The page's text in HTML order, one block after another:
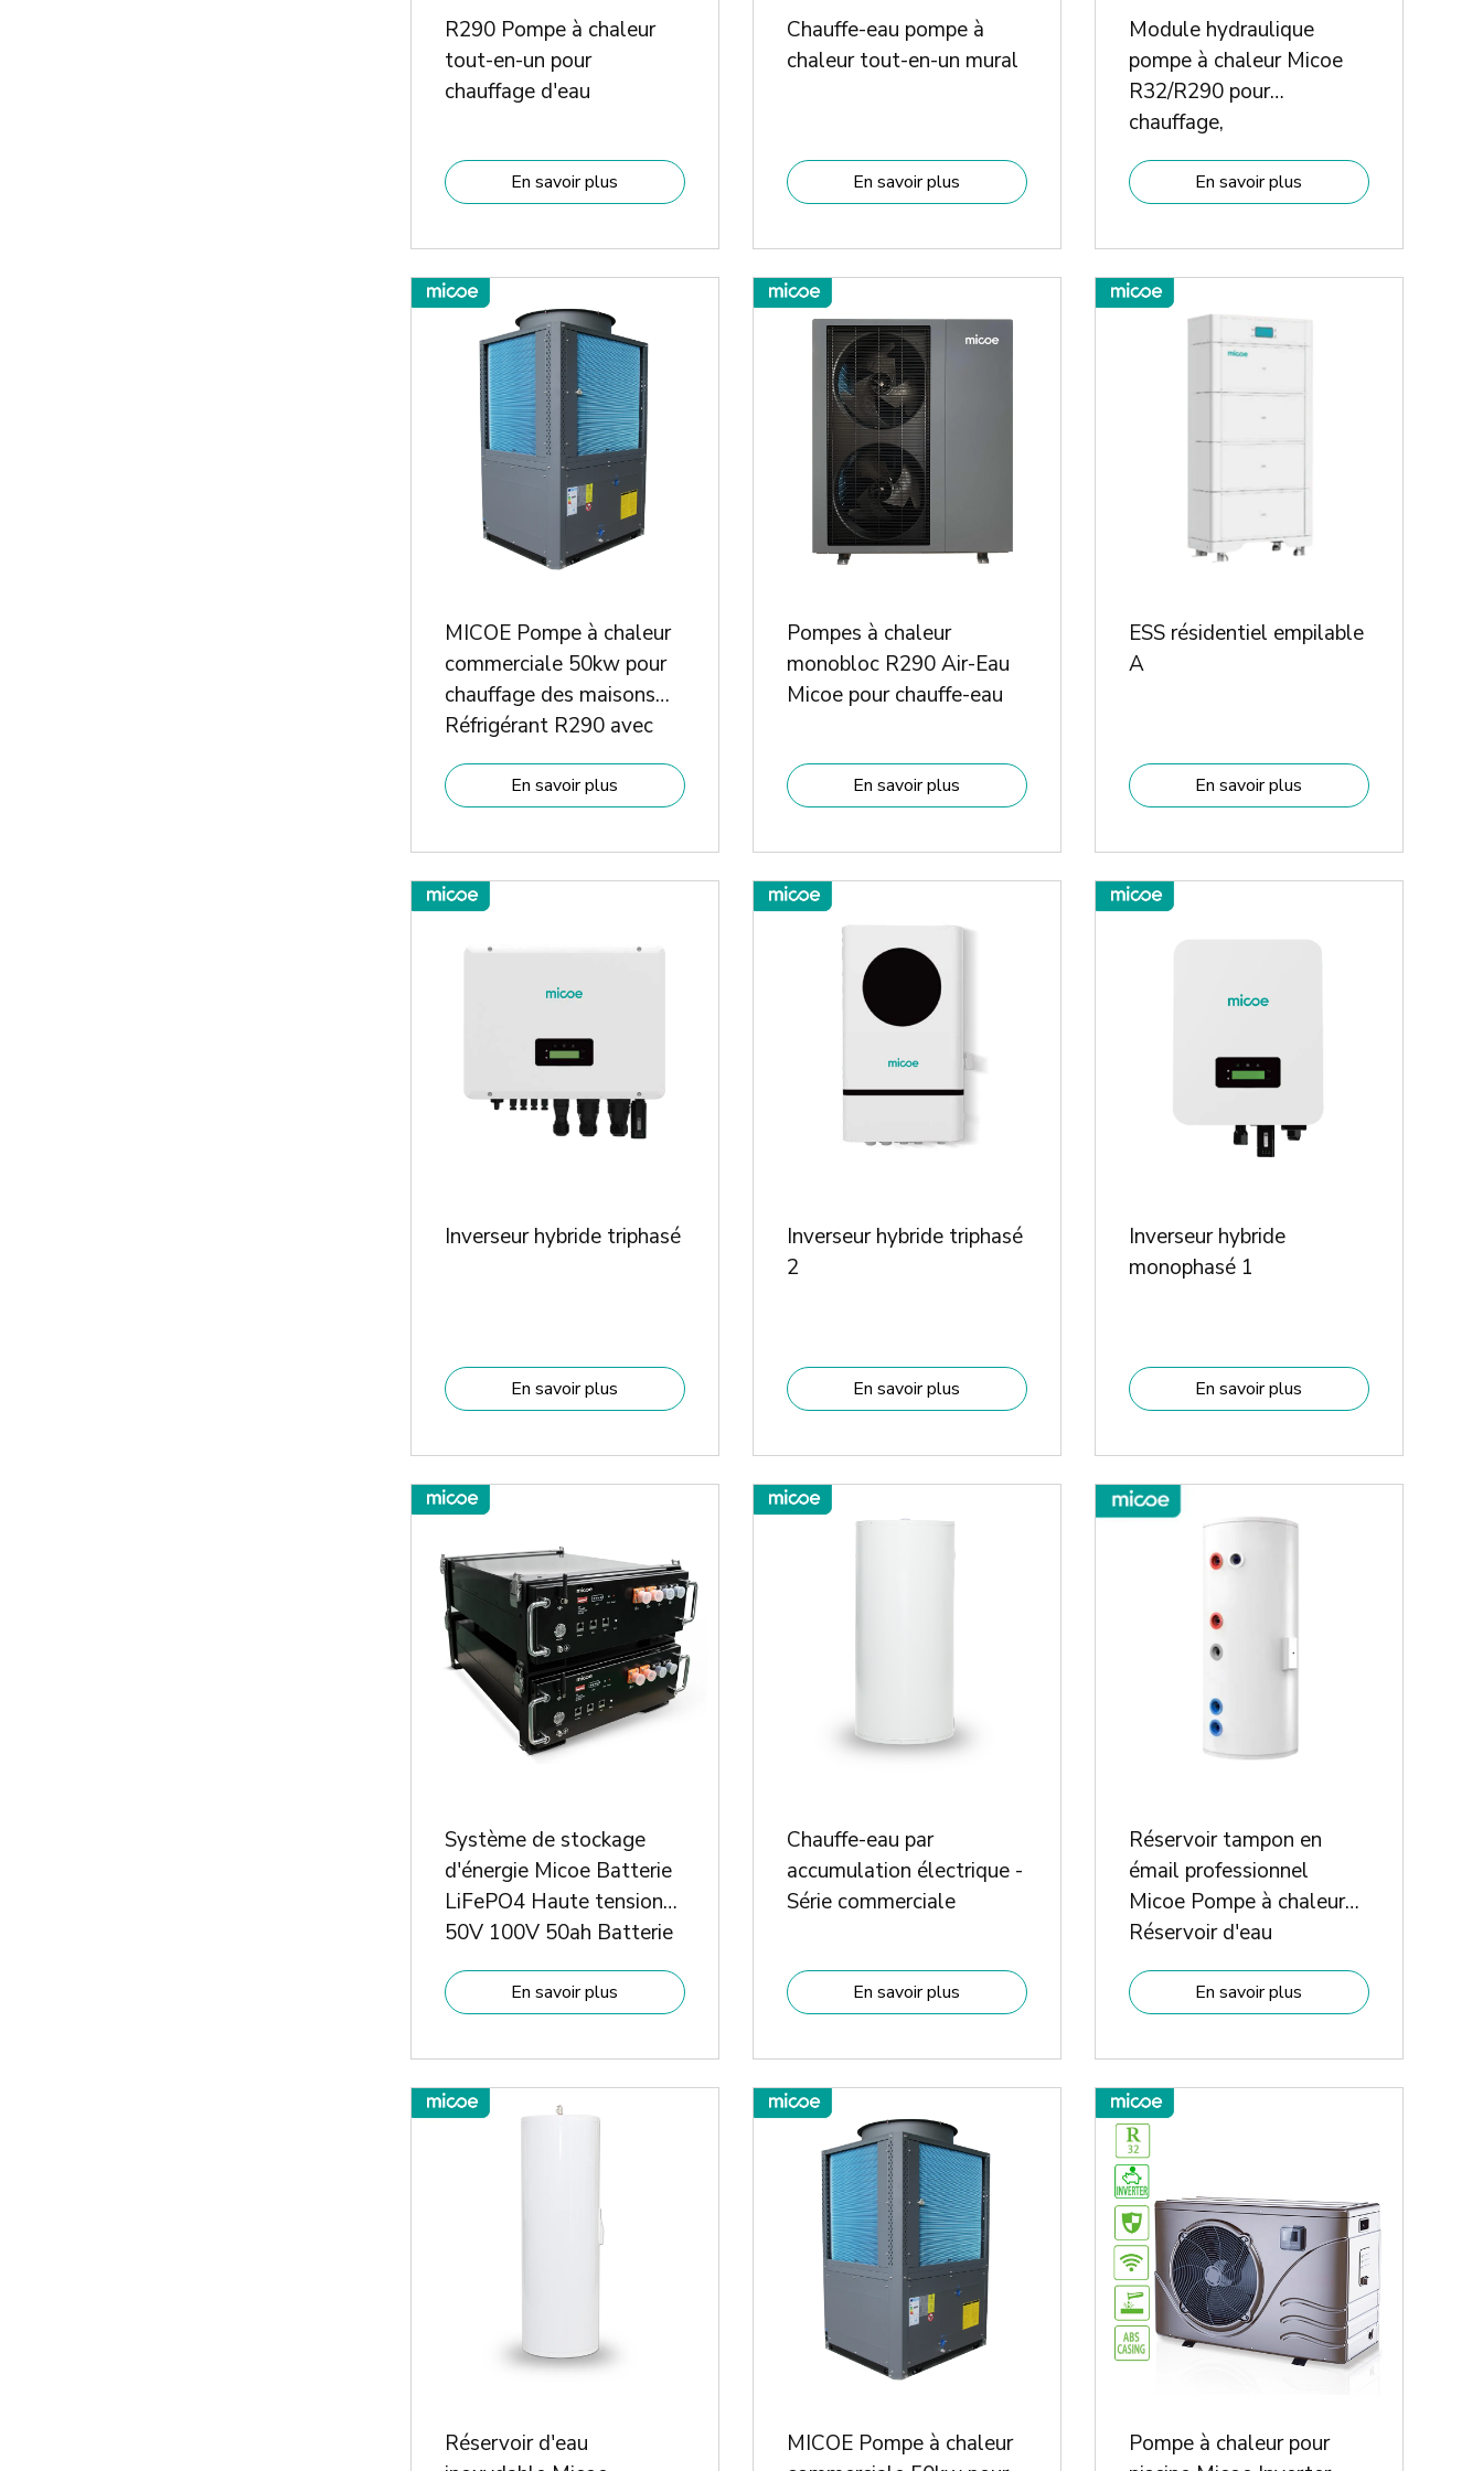
R290 Pompe à chaleur
tout-en-un pour
chauffage d'eau
En savoir plus
Chauffe-eau pompe à
chaleur tout-en-un mural
En savoir plus
Module hydraulique
pompe à chaleur Micoe
R32/R290 pour
chauffage,
refroidissement et eau
chaude domestique
En savoir plus
MICOE Pompe à chaleur
commerciale 50kw pour
chauffage des maisons
Réfrigérant R290 avec
classe A+++ ERP
En savoir plus
Pompes à chaleur
monobloc R290 Air-Eau
Micoe pour chauffe-eau
En savoir plus
ESS résidentiel empilable
A
En savoir plus
Inverseur hybride triphasé
En savoir plus
Inverseur hybride triphasé
2
En savoir plus
Inverseur hybride
monophasé 1
En savoir plus
Système de stockage
d'énergie Micoe Batterie
LiFePO4 Haute tension
50V 100V 50ah Batterie
lithium solaire
En savoir plus
Chauffe-eau par
accumulation électrique -
Série commerciale
En savoir plus
Réservoir tampon en
émail professionnel
Micoe Pompe à chaleur
Réservoir d'eau
En savoir plus
Réservoir d'eau
MICOE Pompe à chaleur
Pompe à chaleur pour